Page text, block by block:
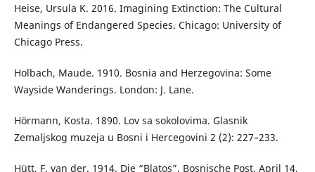
Heise, Ursula K. 2016. Imagining Extinction: The Cultural
Meanings of Endangered Species. Chicago: University of
Chicago Press.
Holbach, Maude. 1910. Bosnia and Herzegovina: Some
Wayside Wanderings. London: J. Lane.
Hörmann, Kosta. 1890. Lov sa sokolovima. Glasnik
Zemaljskog muzeja u Bosni i Hercegovini 2 (2): 227–233.
Hütt, F. van der. 1914. Die “Blatos”. Bosnische Post, April 14,